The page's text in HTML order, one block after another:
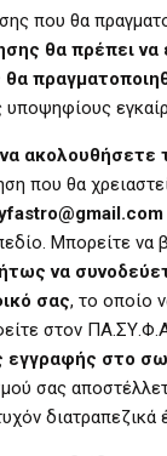
που θα
θα πρέπει
θα
ακολουθήσετε
που θα
Μπορείτε να
να
σας, το οποίο
στον
στο
σας
διατραπεζικά